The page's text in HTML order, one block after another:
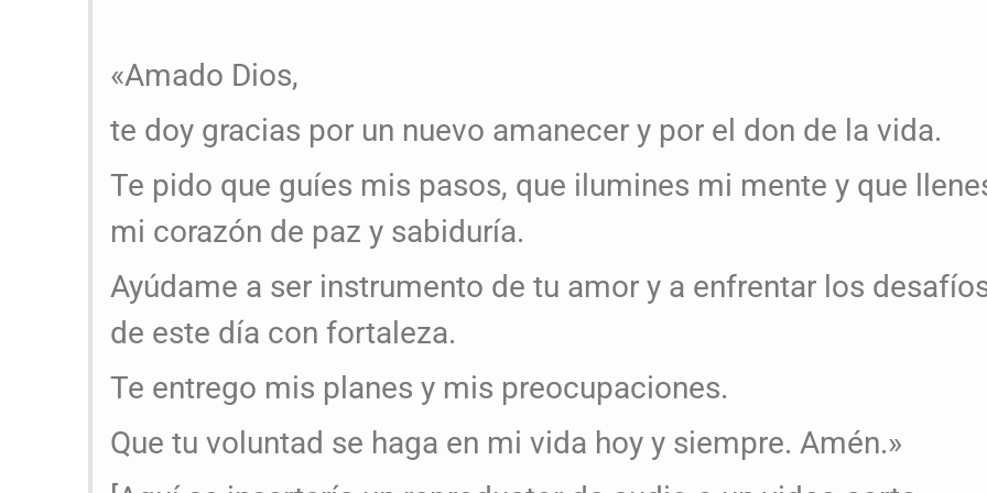
«Amado Dios,
te doy gracias por un nuevo amanecer y por el don de la vida.
Te pido que guíes mis pasos, que ilumines mi mente y que
mi corazón de paz y sabiduría.
Ayúdame a ser instrumento de tu amor y a enfrentar los
de este día con fortaleza.
Te entrego mis planes y mis preocupaciones.
Que tu voluntad se haga en mi vida hoy y siempre. Amén.»